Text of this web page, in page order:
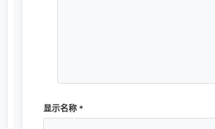
显示名称 *